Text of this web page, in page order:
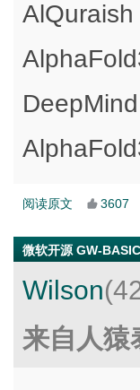
阅读原文 3607
微软开源 GW-BASIC
Wilson
来自人猿